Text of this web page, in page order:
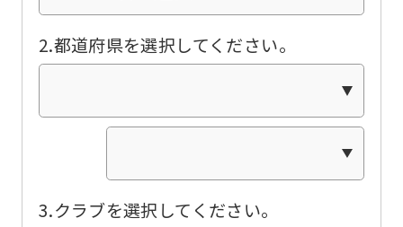
2.都道府県を選択してください。
3.クラブを選択してください。
this
website
will
translated
so
it